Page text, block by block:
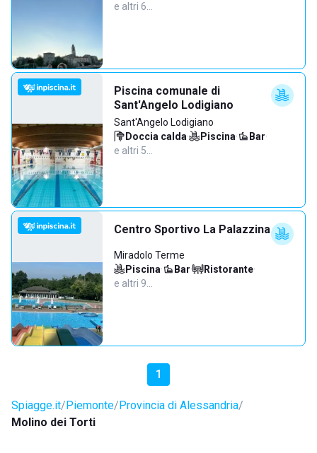
e altri 6…
Piscina comunale di
Sant'Angelo Lodigiano
Sant'Angelo Lodigiano
Doccia calda· Piscina· Bar·
e altri 5…
Centro Sportivo La Palazzina
Miradolo Terme
Piscina· Bar· Ristorante·
e altri 9…
1
Spiagge.it Piemonte Provincia di Alessandria
Molino dei Torti